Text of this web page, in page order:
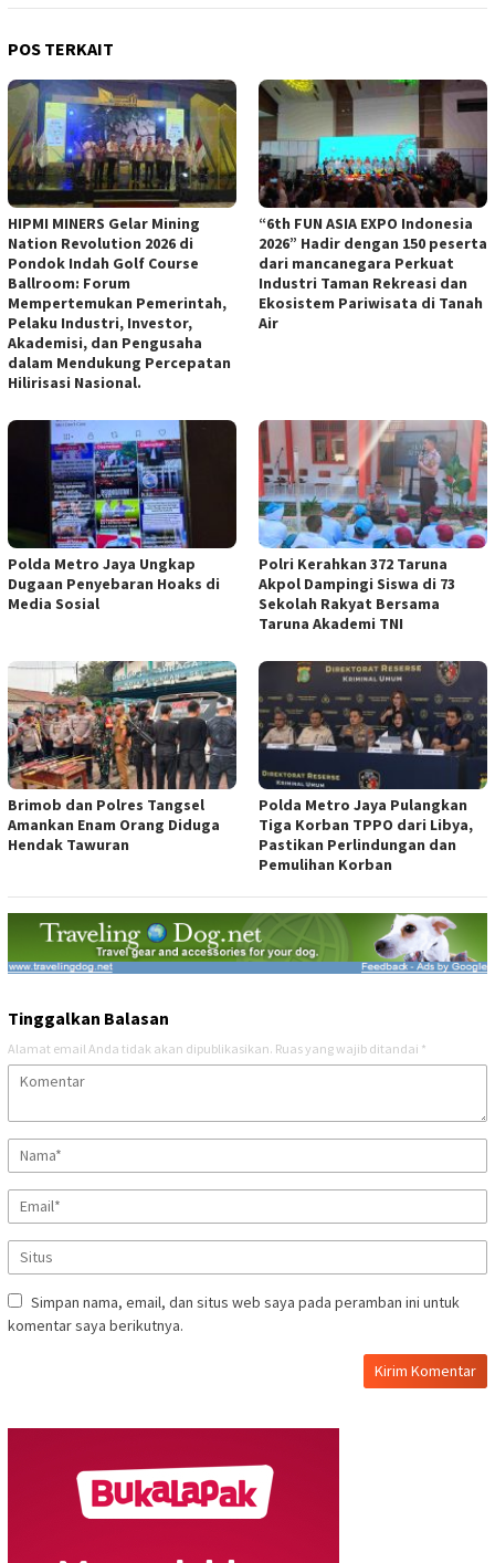
POS TERKAIT
HIPMI MINERS Gelar Mining
Nation Revolution 2026 di
Pondok Indah Golf Course
Ballroom: Forum
Mempertemukan Pemerintah,
Pelaku Industri, Investor,
Akademisi, dan Pengusaha
dalam Mendukung Percepatan
Hilirisasi Nasional.
“6th FUN ASIA EXPO Indonesia
2026” Hadir dengan 150 peserta
dari mancanegara Perkuat
Industri Taman Rekreasi dan
Ekosistem Pariwisata di Tanah
Air
Polda Metro Jaya Ungkap
Dugaan Penyebaran Hoaks di
Media Sosial
Polri Kerahkan 372 Taruna
Akpol Dampingi Siswa di 73
Sekolah Rakyat Bersama
Taruna Akademi TNI
Brimob dan Polres Tangsel
Amankan Enam Orang Diduga
Hendak Tawuran
Polda Metro Jaya Pulangkan
Tiga Korban TPPO dari Libya,
Pastikan Perlindungan dan
Pemulihan Korban
Tinggalkan Balasan
Alamat email Anda tidak akan dipublikasikan. Ruas yang wajib ditandai *
Simpan nama, email, dan situs web saya pada peramban ini untuk
komentar saya berikutnya.